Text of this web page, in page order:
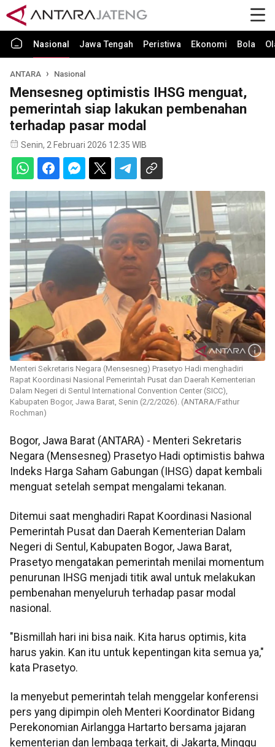
Nasional Jawa Tengah Peristiwa Ekonomi Bola
ANTARA Nasional
Mensesneg optimistis IHSG menguat,
pemerintah siap lakukan pembenahan
terhadap pasar modal
Senin, 2 Februari 2026 12:35 WIB
Menteri Sekretaris Negara (Mensesneg) Prasetyo Hadi menghadiri
Rapat Koordinasi Nasional Pemerintah Pusat dan Daerah Kementerian
Dalam Negeri di Sentul International Convention Center (SICC),
Kabupaten Bogor, Jawa Barat, Senin (2/2/2026). (ANTARA/Fathur
Rochman)
Bogor, Jawa Barat (ANTARA) - Menteri Sekretaris
Negara (Mensesneg) Prasetyo Hadi optimistis bahwa
Indeks Harga Saham Gabungan (IHSG) dapat kembali
menguat setelah sempat mengalami tekanan.
Ditemui saat menghadiri Rapat Koordinasi Nasional
Pemerintah Pusat dan Daerah Kementerian Dalam
Negeri di Sentul, Kabupaten Bogor, Jawa Barat,
Prasetyo mengatakan pemerintah menilai momentum
penurunan IHSG menjadi titik awal untuk melakukan
pembenahan menyeluruh terhadap pasar modal
nasional.
"Bismillah hari ini bisa naik. Kita harus optimis, kita
harus yakin. Kan itu untuk kepentingan kita semua ya,"
kata Prasetyo.
Ia menyebut pemerintah telah menggelar konferensi
pers yang dipimpin oleh Menteri Koordinator Bidang
Perekonomian Airlangga Hartarto bersama jajaran
kementerian dan lembaga terkait, di Jakarta, Minggu